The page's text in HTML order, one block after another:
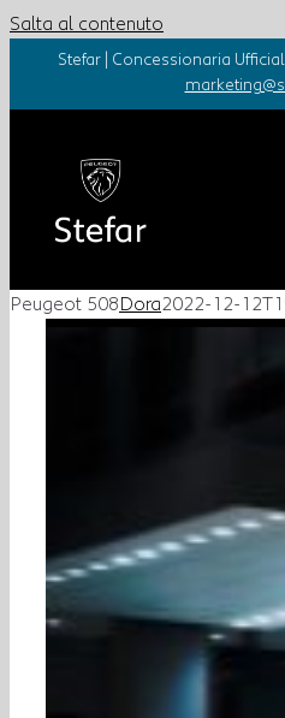
Salta al contenuto
Stefar | Concessionaria
Peugeot 508 Dora2022-12-